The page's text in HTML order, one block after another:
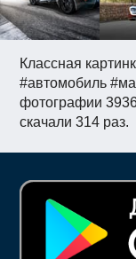
Классная
#автомобиль
фотографии
скачали 314 раз.